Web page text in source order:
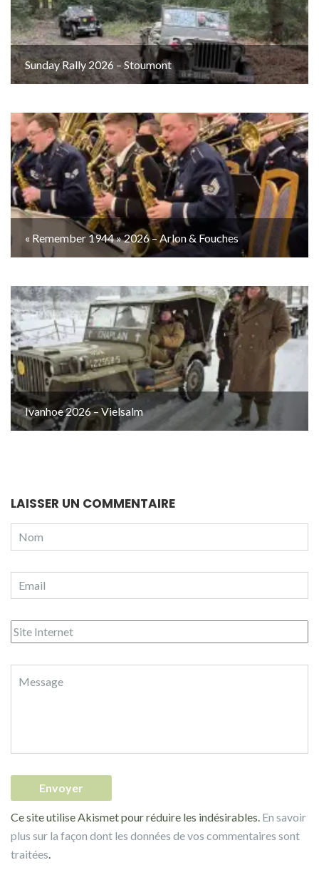
Sunday Rally 2026 – Stoumont
« Remember 1944 » 2026 – Arlon & Fouches
Ivanhoe 2026 – Vielsalm
LAISSER UN COMMENTAIRE
Ce site utilise Akismet pour réduire les indésirables. En savoir
plus sur la façon dont les données de vos commentaires sont
traitées